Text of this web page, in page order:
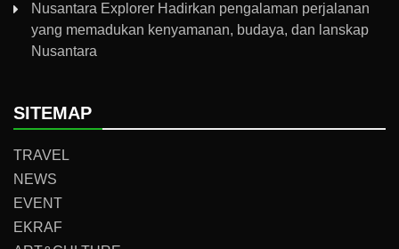
Nusantara Explorer Hadirkan pengalaman perjalanan
yang memadukan kenyamanan, budaya, dan lanskap
Nusantara
SITEMAP
TRAVEL
NEWS
EVENT
EKRAF